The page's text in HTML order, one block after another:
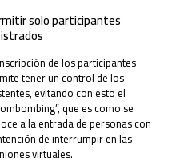
solo participantes
de los participantes
tener un control de los
evitando con esto el
que es como se
a la entrada de personas con
de interrumpir en las
virtuales.